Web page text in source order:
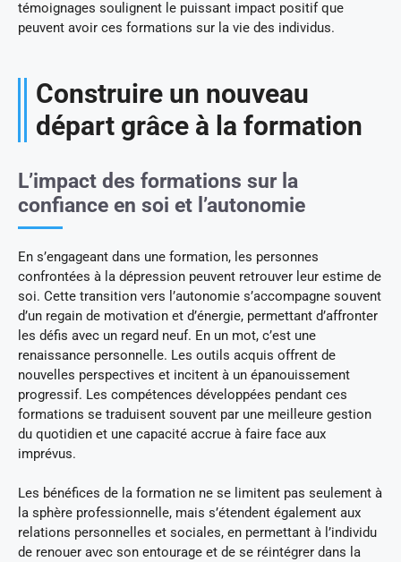
témoignages soulignent le puissant impact positif que
peuvent avoir ces formations sur la vie des individus.
Construire un nouveau
départ grâce à la formation
L’impact des formations sur la
confiance en soi et l’autonomie
En s’engageant dans une formation, les personnes
confrontées à la dépression peuvent retrouver leur estime de
soi. Cette transition vers l’autonomie s’accompagne souvent
d’un regain de motivation et d’énergie, permettant d’affronter
les défis avec un regard neuf. En un mot, c’est une
renaissance personnelle. Les outils acquis offrent de
nouvelles perspectives et incitent à un épanouissement
progressif. Les compétences développées pendant ces
formations se traduisent souvent par une meilleure gestion
du quotidien et une capacité accrue à faire face aux
imprévus.
Les bénéfices de la formation ne se limitent pas seulement à
la sphère professionnelle, mais s’étendent également aux
relations personnelles et sociales, en permettant à l’individu
de renouer avec son entourage et de se réintégrer dans la